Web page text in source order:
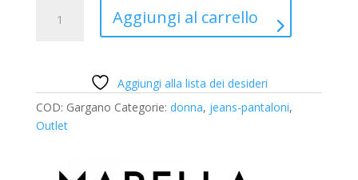
Aggiungi al carrello
n
a
Aggiungi alla lista dei desideri
COD: Gargano Categorie: donna, jeans-pantaloni,
Outlet